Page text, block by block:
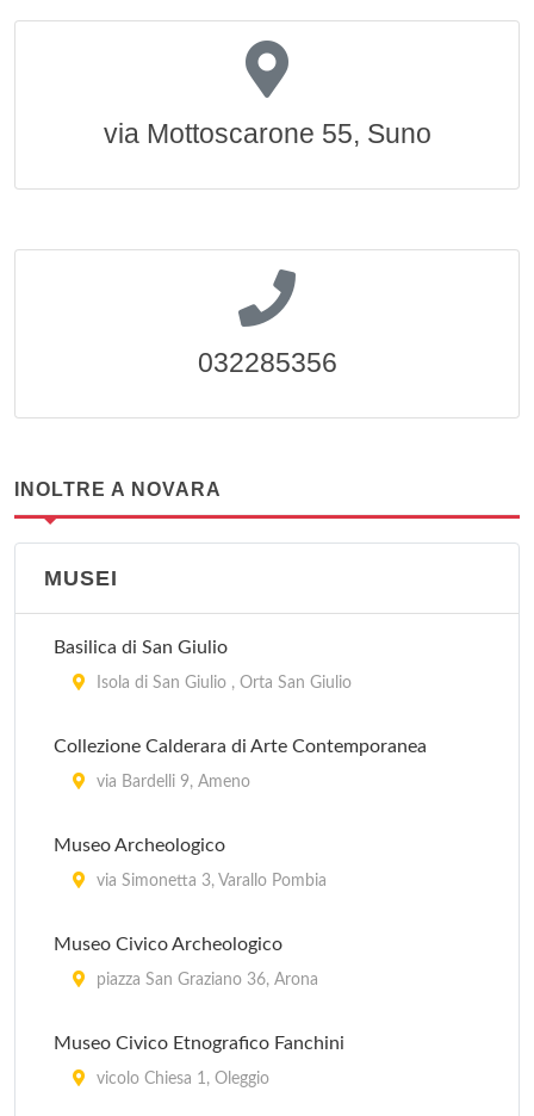
via Mottoscarone 55, Suno
032285356
INOLTRE A NOVARA
MUSEI
Basilica di San Giulio
Isola di San Giulio , Orta San Giulio
Collezione Calderara di Arte Contemporanea
via Bardelli 9, Ameno
Museo Archeologico
via Simonetta 3, Varallo Pombia
Museo Civico Archeologico
piazza San Graziano 36, Arona
Museo Civico Etnografico Fanchini
vicolo Chiesa 1, Oleggio